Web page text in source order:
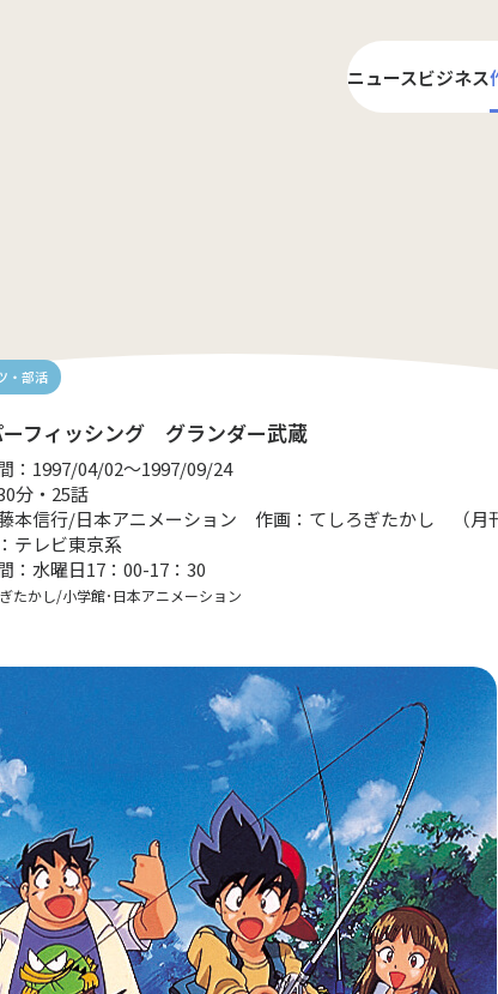
ニュースビジネス
・部活
ーフィッシング グランダー武蔵
：1997/04/02～1997/09/24
分・25話
本信行/日本アニメーション 作画：てしろぎたかし （月
テレビ東京系
：水曜日17：00-17：30
たかし/小学館･日本アニメーション